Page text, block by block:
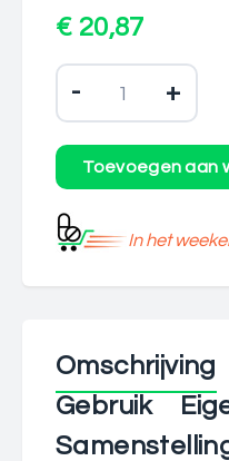
€ 20,87
- +
In het
Omschrijving
Gebruik